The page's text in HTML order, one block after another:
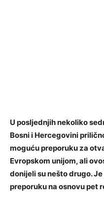
U posljednjih nekoliko
Bosni i Hercegovini
moguću preporuku za
Evropskom unijom, ali
donijeli su nešto drugo.
preporuku na osnovu pet